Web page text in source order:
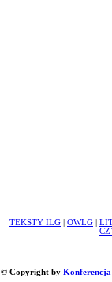
TEKSTY ILG OWLG
© Copyright by Konferencja